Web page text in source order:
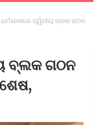
ଧର୍ମଶାଳାରେ ଦ୍ୱିତୀୟ ବ୍ଲକ ଗଠନ
ବ୍ଲକ ଗଠନ